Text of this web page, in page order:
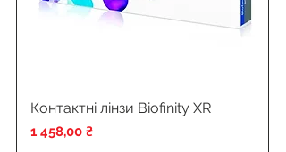
Контактні лінзи Biofinity XR
Ціна
1 458,00 ₴